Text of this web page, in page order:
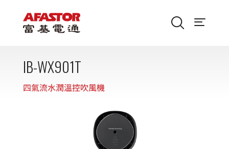
IB-WX901T
四氣流水潤溫控吹風機